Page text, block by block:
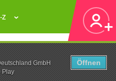
GmbH
Play
Öffnen
Z